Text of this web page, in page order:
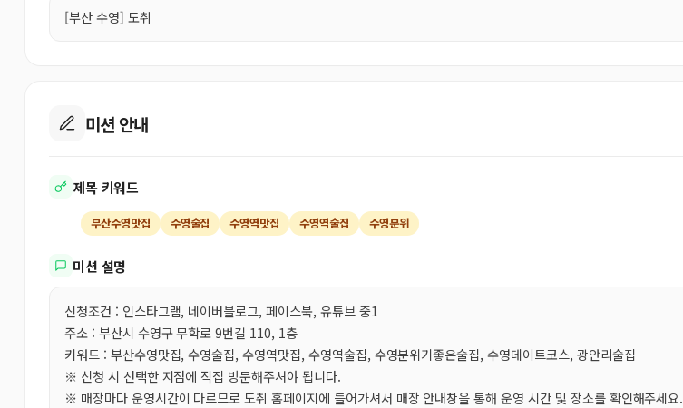
[부산 수영] 도취
미션 안내
제목 키워드
부산수영맛집 수영술집 수영역맛집 수영역술집 수영분위
미션 설명
신청조건 : 인스타그램, 네이버블로그, 페이스북, 유튜브 중1
주소 : 부산시 수영구 무학로 9번길 110, 1층
키워드 : 부산수영맛집, 수영술집, 수영역맛집, 수영역술집, 수영분위기좋은술집, 수영데이트코스, 광안리술집
※ 신청 시 선택한 지점에 직접 방문해주셔야 됩니다.
※ 매장마다 운영시간이 다르므로 도취 홈페이지에 들어가셔서 매장 안내창을 통해 운영 시간 및 장소를 확인해주세요.